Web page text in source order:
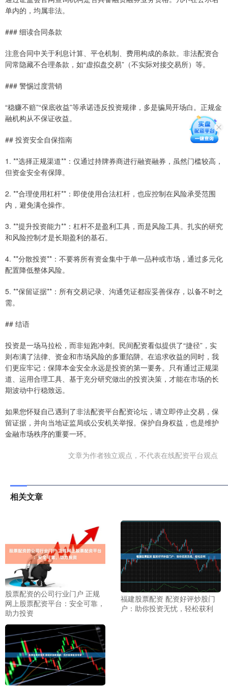
单内的，均属非法。
### 细读合同条款
注意合同中关于利息计算、平仓机制、费用构成的条款。非法配资合
同常隐藏不合理条款，如“虚拟盘交易”（不实际对接交易所）等。
### 警惕过度营销
“稳赚不赔”“保底收益”等承诺违反投资规律，多是骗局开场白。正规金
融机构从不保证收益。
## 投资安全自保指南
1. **选择正规渠道**：仅通过持牌券商进行融资融券，虽然门槛较高，
但资金安全有保障。
2. **合理使用杠杆**：即使使用合法杠杆，也应控制在风险承受范围
内，避免满仓操作。
3. **提升投资能力**：杠杆不是盈利工具，而是风险工具。扎实的研究
和风险控制才是长期盈利的基石。
4. **分散投资**：不要将所有资金集中于单一品种或市场，通过多元化
配置降低整体风险。
5. **保留证据**：所有交易记录、沟通凭证都应妥善保存，以备不时之
需。
## 结语
投资是一场马拉松，而非短跑冲刺。民间配资看似提供了“捷径”，实
则布满了法律、资金和市场风险的多重陷阱。在追求收益的同时，我
们更应牢记：保障本金安全永远是投资的第一要务。只有通过正规渠
道、运用合理工具、基于充分研究做出的投资决策，才能在市场的长
期波动中行稳致远。
如果您怀疑自己遇到了非法配资平台配资论坛，请立即停止交易，保
留证据，并向当地证监局或公安机关举报。保护自身权益，也是维护
金融市场秩序的重要一环。
文章为作者独立观点，不代表在线配资平台观点
相关文章
股票配资的公司行业门户 正规
网上股票配资平台：安全可靠，
助力投资
福建股票配资 配资好评炒股门
户：助你投资无忧，轻松获利